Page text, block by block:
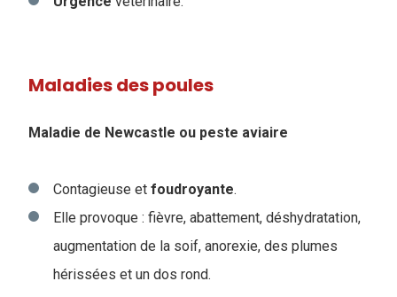
Maladies des poules
Maladie de Newcastle ou peste aviaire
Contagieuse et foudroyante.
Elle provoque : fièvre, abattement, déshydratation,
augmentation de la soif, anorexie, des plumes
hérissées et un dos rond.